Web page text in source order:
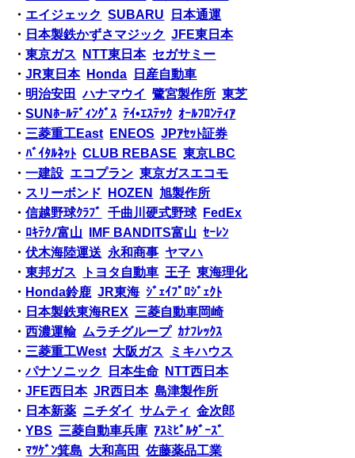
・ エイジェック SUBARU
日本通運
・ 日本製鉄かずさマジック
JFE東日本
・東京ガス NTT東日本 セガサミー
・JR東日本 Honda
日産自動車
・ 明治安田 ハナマウイ 鷺宮製作所 東芝
・SUNﾎｰﾙﾃﾞｨﾝｸﾞｽ ﾃｲ•ｴｽﾃｯｸ ｵｰﾙﾌﾛﾝﾃｨｱ
・ 三菱重工East ENEOS JPｱｾｯﾄ証券
・ﾊﾞｲﾀﾙﾈｯﾄ CLUB REBASE 東京LBC
・一建設 エコプラン 東京ガスエコモ
・ スリーボンド HOZEN
旭製作所
・信越野球ｸﾗﾌﾞ 千曲川硬式野球
FedEx
・ ﾛｷﾃｸﾉ富山 IMF BANDITS富山 ｾｰﾚﾝ
・伏木海陸運送 永和商事 ヤマハ
・東邦ガス トヨタ自動車 王子 東海理化
・ Honda鈴鹿 JR東海 ｼﾞｪｲﾌﾟﾛｼﾞｪｸﾄ
・ 日本製鉄東海REX 三菱自動車岡崎
・西濃運輸 ムラチグループ ｶﾅﾌﾚｯｸｽ
・ 三菱重工West 大阪ガス
ミキハウス
・パナソニック 日本生命
NTT西日本
・JFE西日本 JR西日本 島津製作所
・ 日本新薬 ニチダイ サムティ
金次郎
・YBS 三菱自動車兵庫 ｱｽﾐﾋﾞﾙﾀﾞｰｽﾞ
・ﾏﾂｹﾞﾝ箕島 大和高田
佐藤薬品工業